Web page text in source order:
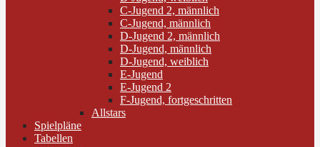
C-Jugend 2, männlich
C-Jugend, männlich
D-Jugend 2, männlich
D-Jugend, männlich
D-Jugend, weiblich
E-Jugend
E-Jugend 2
F-Jugend, fortgeschritten
Allstars
Spielpläne
Tabellen